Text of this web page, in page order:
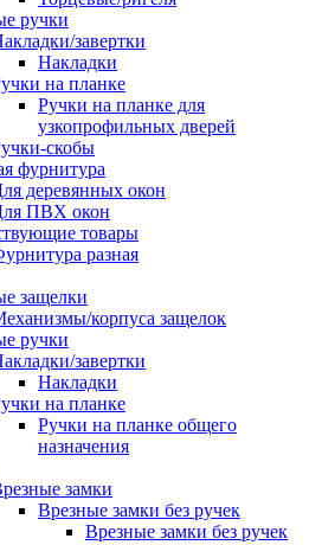
ручки
завертки
Накладки
на планке
Ручки на планке для
узкопрофильных дверей
скобы
фурнитура
деревянных окон
ПВХ окон
товары
разная
защелки
корпуса защелок
ручки
завертки
Накладки
на планке
Ручки на планке общего
назначения
замки
Врезные замки без ручек
Врезные замки без ручек